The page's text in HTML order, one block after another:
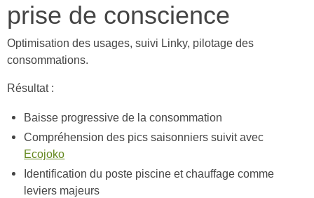
prise de conscience
Optimisation des usages, suivi Linky, pilotage des
consommations.
Résultat :
Baisse progressive de la consommation
Compréhension des pics saisonniers suivit avec
Ecojoko
Identification du poste piscine et chauffage comme
leviers majeurs